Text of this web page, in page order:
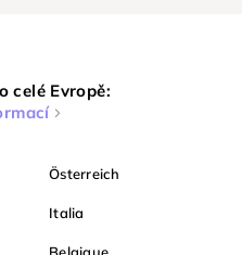
celé Evropě:
Österreich
Italia